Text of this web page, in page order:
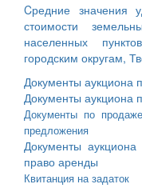
Cредние значения
стоимости
населенных
городским округам,
Документы аукциона
Документы аукциона
Документы по
предложения
Документы
право аренды
Квитанция на задаток